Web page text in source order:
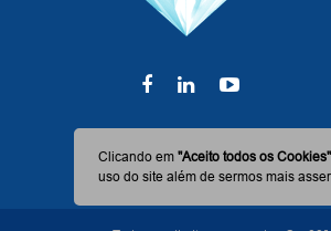
Clicando em"Aceito todos os Cookies"
uso do site além de sermos mais